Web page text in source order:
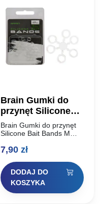
Brain Gumki do
przynęt Silicone
Bait Bands M diam
7mm
Brain Gumki do przynęt
Silicone Bait Bands M
do szybkiego montowania
gotowych przyponach
method feeder, feeder
bomb i…
7,90 zł
DODAJ DO
KOSZYKA